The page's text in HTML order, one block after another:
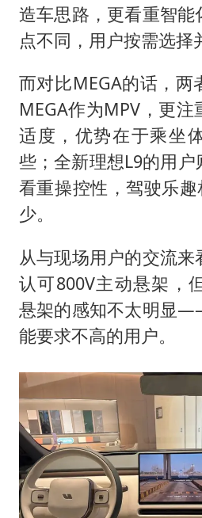
造车思路，更看重智能
点不同，用户按需选择
而对比MEGA的话，两
MEGA作为MPV，更
适度，优势在于乘坐
些；全新理想L9的用
看重操控性，驾驶乐
少。
从与现场用户的交流
认可800V主动悬架，
悬架的感知不太明显
能要求不高的用户。